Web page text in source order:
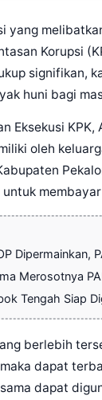
yang
Korupsi
signifikan,
huni bagi
Eksekusi
oleh
Dipermainkan,
Merosotnya
Tengah Siap
berlebih
dapat
dapat